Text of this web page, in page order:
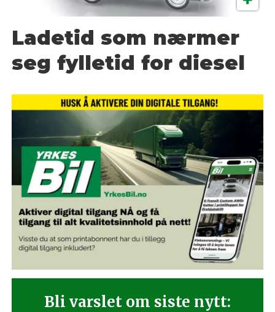
Ladetid som nærmer
seg fylletid for diesel
Bli varslet om siste nytt: